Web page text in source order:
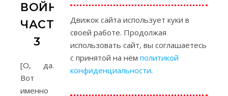
ВОЙНЫ,
ЧАСТЬ
3
[О, да.
Вот
именно
Движок сайта использует куки в
своей работе. Продолжая
использовать сайт, вы соглашаетесь
с принятой на нём политикой
конфиденциальности.